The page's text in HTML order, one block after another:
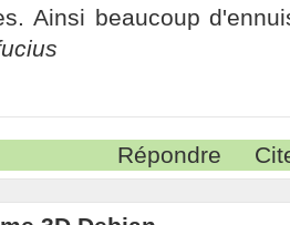
Ainsi beaucoup
Répondre